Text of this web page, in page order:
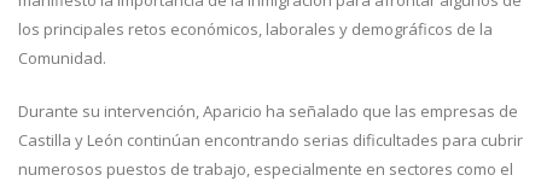
los principales retos económicos, laborales y demográficos de la
Comunidad.
Durante su intervención, Aparicio ha señalado que las empresas de
Castilla y León continúan encontrando serias dificultades para cubrir
numerosos puestos de trabajo, especialmente en sectores como el